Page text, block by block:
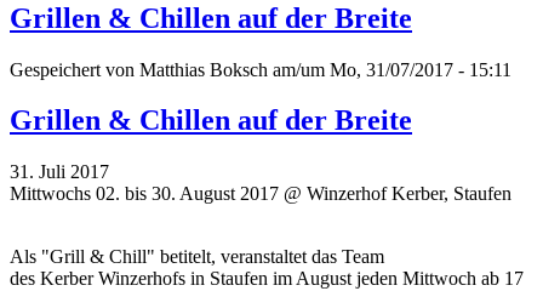
Grillen & Chillen auf der Breite
Gespeichert von Matthias Boksch am/um Mo, 31/07/2017 - 15:11
Grillen & Chillen auf der Breite
31. Juli 2017
Mittwochs 02. bis 30. August 2017 @ Winzerhof Kerber, Staufen
Als "Grill & Chill" betitelt, veranstaltet das Team
des KerberWinzerhofs in Staufen im August jeden Mittwoch ab 17